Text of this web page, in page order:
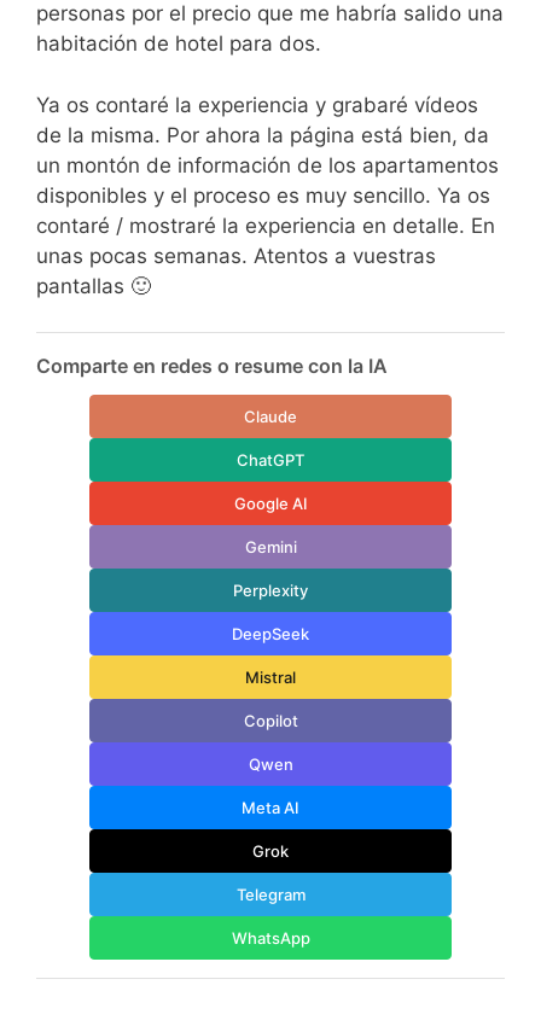
personas por el precio que me habría salido una
habitación de hotel para dos.
Ya os contaré la experiencia y grabaré vídeos
de la misma. Por ahora la página está bien, da
un montón de información de los apartamentos
disponibles y el proceso es muy sencillo. Ya os
contaré / mostraré la experiencia en detalle. En
unas pocas semanas. Atentos a vuestras
pantallas 🙂
Comparte en redes o resume con la IA
Claude
ChatGPT
Google AI
Gemini
Perplexity
DeepSeek
Mistral
Copilot
Qwen
Meta AI
Grok
Telegram
WhatsApp